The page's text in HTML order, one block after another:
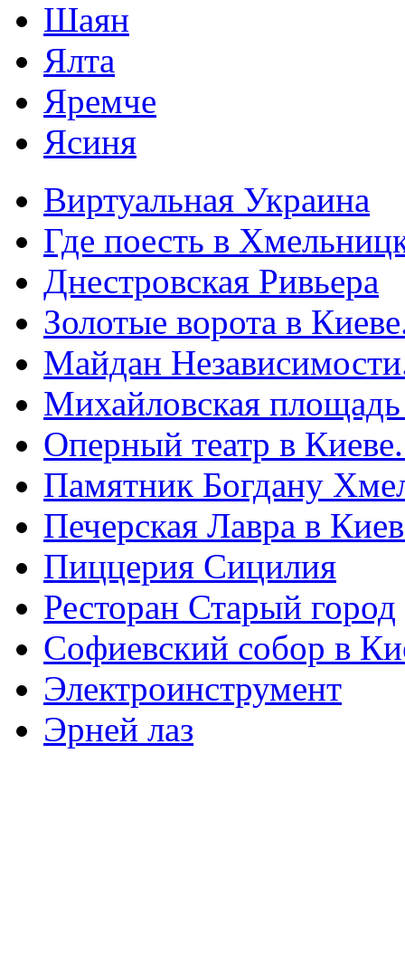
Шаян
Ялта
Яремче
Ясиня
Виртуальная Украина
Где поесть в
Днестровская Ривьера
Золотые ворота в
Майдан
Михайловская
Оперный театр в
Памятник Богдану
Печерская Лавра в
Пиццерия Сицилия
Ресторан Старый город
Софиевский собор в
Электроинструмент
Эрней лаз